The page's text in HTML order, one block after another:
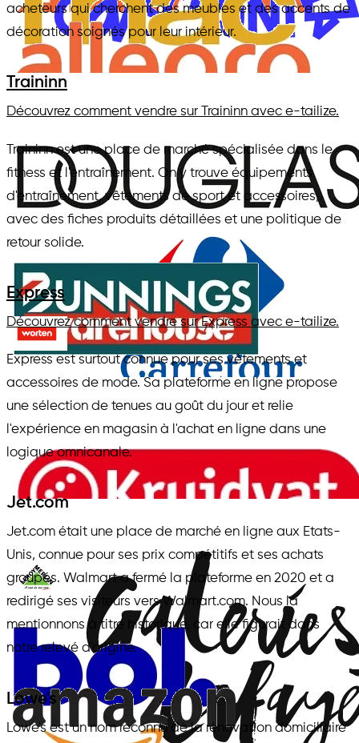
acheteurs qui cherchent des meubles et des accents de
décoration soignés pour leur intérieur.
Traininn
Découvrez comment vendre sur Traininn avec e-tailize.
Traininn est une place de marché spécialisée dans le
fitness et l'entraînement. On y trouve équipements
d'entraînement, vêtements de sport et accessoires,
avec des fiches produits détaillées et une politique de
retour solide.
Express
Découvrez comment vendre sur Express avec e-tailize.
Express est surtout connue pour ses vêtements et
accessoires de mode. Sa plateforme en ligne propose
une sélection de tenues au goût du jour et relie
l'expérience en magasin à l'achat en ligne dans une
logique omnicanale.
Jet.com
Jet.com était une place de marché en ligne aux Etats-
Unis, connue pour ses prix compétitifs et ses achats
groupés. Walmart a fermé la plateforme en 2020 et a
redirigé ses visiteurs vers Walmart.com. Nous la
mentionnons à titre historique, car elle figurait dans
notre relevé d'origine.
Lowe's
Lowe's est un nom reconnu de la rénovation domiciliaire